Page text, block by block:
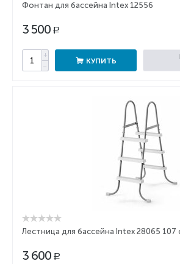
Фонтан для бассейна Intex 12556
3 500 Р
+
−
КУПИТЬ
Лестница для бассейна Intex 28065 107
3 600 Р